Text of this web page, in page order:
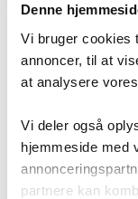
Denne
Vi bruger cookies
annoncer, til at
at analysere vores
Vi deler også
hjemmeside med
partnere kan